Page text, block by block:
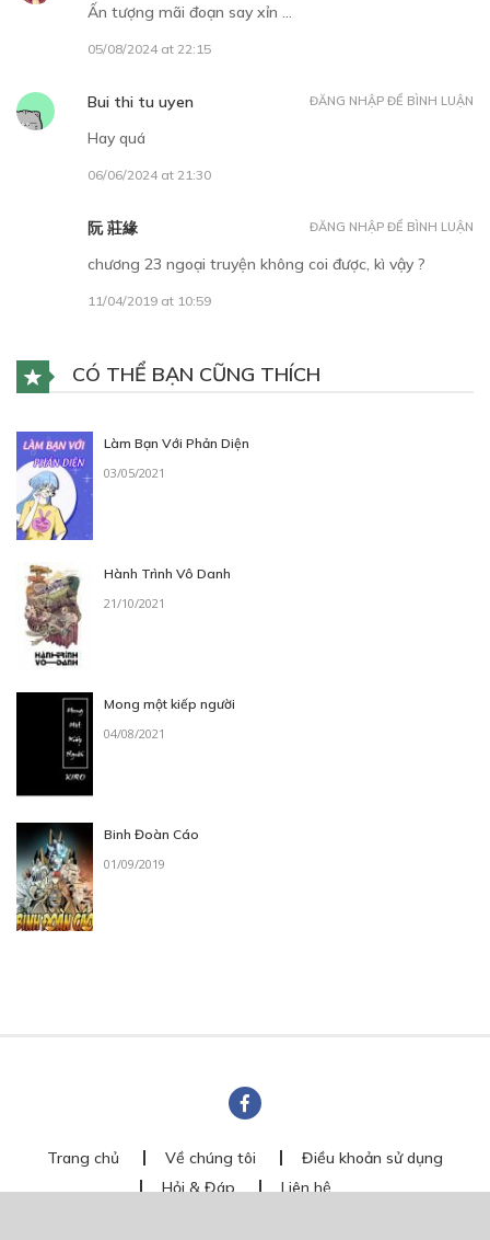
Ấn tượng mãi đoạn say xỉn …
05/08/2024 at 22:15
Bui thi tu uyen
Hay quá
06/06/2024 at 21:30
ĐĂNG NHẬP ĐỂ BÌNH LUẬN
阮 莊緣
chương 23 ngoại truyện không coi được, kì vậy ?
11/04/2019 at 10:59
ĐĂNG NHẬP ĐỂ BÌNH LUẬN
CÓ THỂ BẠN CŨNG THÍCH
Làm Bạn Với Phản Diện
03/05/2021
Hành Trình Vô Danh
21/10/2021
Mong một kiếp người
04/08/2021
Binh Đoàn Cáo
01/09/2019
Trang chủ Về chúng tôi
Điều khoản sử dụng
Hỏi & Đáp
Liên hệ